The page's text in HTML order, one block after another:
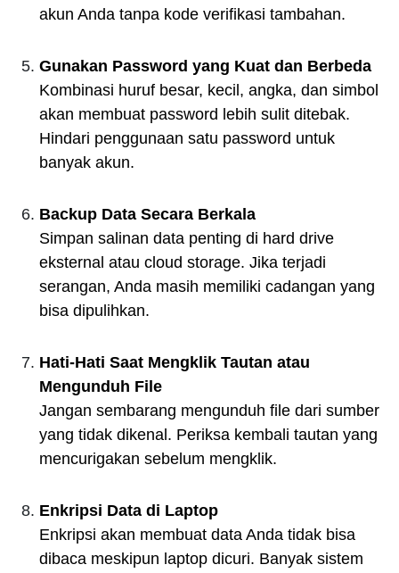
akun Anda tanpa kode verifikasi tambahan.
Gunakan Password yang Kuat dan Berbeda
Kombinasi huruf besar, kecil, angka, dan simbol
akan membuat password lebih sulit ditebak.
Hindari penggunaan satu password untuk
banyak akun.
Backup Data Secara Berkala
Simpan salinan data penting di hard drive
eksternal atau cloud storage. Jika terjadi
serangan, Anda masih memiliki cadangan yang
bisa dipulihkan.
Hati-Hati Saat Mengklik Tautan atau
Mengunduh File
Jangan sembarang mengunduh file dari sumber
yang tidak dikenal. Periksa kembali tautan yang
mencurigakan sebelum mengklik.
Enkripsi Data di Laptop
Enkripsi akan membuat data Anda tidak bisa
dibaca meskipun laptop dicuri. Banyak sistem